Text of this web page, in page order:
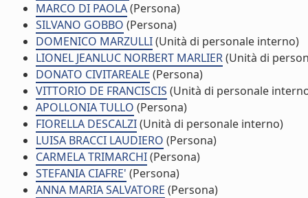
MARCO DI PAOLA(Persona)
SILVANO GOBBO (Persona)
DOMENICO MARZULLI(Unità di personale interno)
LIONEL JEANLUC NORBERT MARLIER(Unità di
DONATO CIVITAREALE (Persona)
VITTORIO DE FRANCISCIS (Unità di personale
APOLLONIA TULLO (Persona)
FIORELLA DESCALZI(Unità di personale interno)
LUISA BRACCI LAUDIERO (Persona)
CARMELA TRIMARCHI(Persona)
STEFANIA CIAFRE' (Persona)
ANNA MARIA SALVATORE (Persona)